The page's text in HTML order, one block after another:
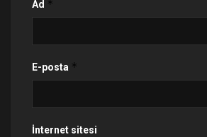
Ad *
E-posta *
İnternet sitesi